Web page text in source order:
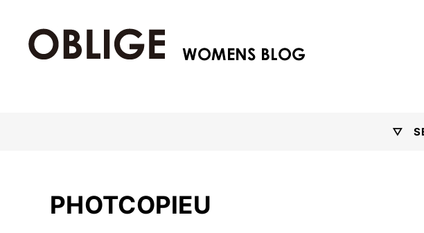
▽
PHOTCOPIEU